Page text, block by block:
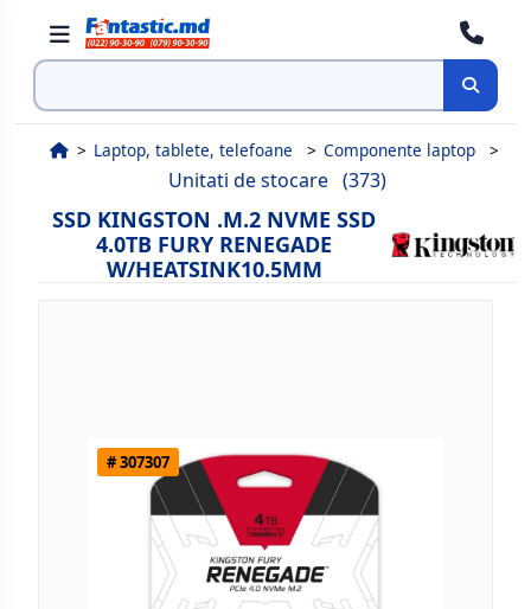
Cauta
Laptop, tablete, telefoane Componente laptop
Unitati de stocare (373)
SSD KINGSTON .M.2 NVME SSD
4.0TB FURY RENEGADE
W/HEATSINK10.5MM
# 307307